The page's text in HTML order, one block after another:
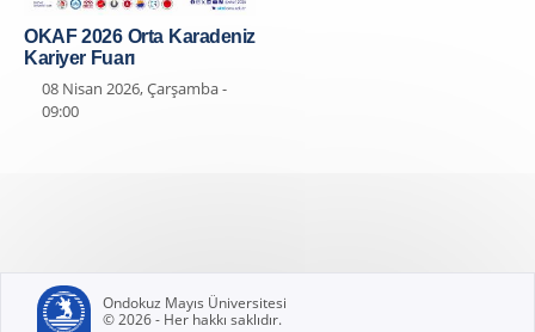
OKAF 2026 Orta Karadeniz
Kariyer Fuarı
08 Nisan 2026, Çarşamba -
09:00
Ondokuz Mayıs Üniversitesi
© 2026 - Her hakkı saklıdır.